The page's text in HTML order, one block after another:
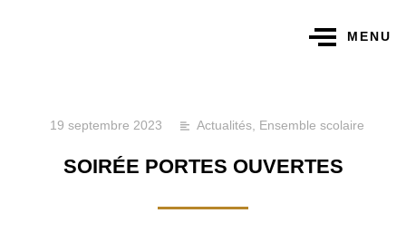
MENU
19 septembre 2023 Actualités, Ensemble scolaire
SOIRÉE PORTES OUVERTES